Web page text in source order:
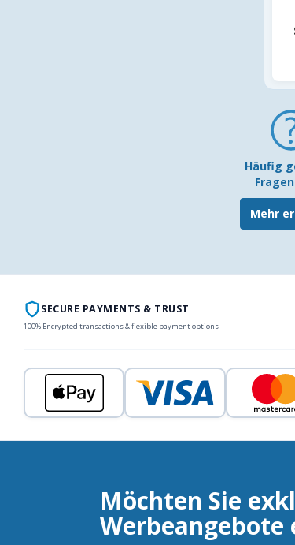
Häufig
Mehr
SECURE PAYMENTS & TRUST
100% Encrypted transactions & flexible payment options
Möchten Sie
Werbeangebote